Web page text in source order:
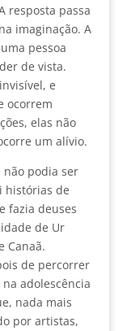
resposta passa
imaginação. A
pessoa
de vista.
e
ocorrem
elas não
um alívio.
não podia ser
histórias de
fazia deuses
de Ur
Canaã.
de percorrer
adolescência
nada mais
por artistas,